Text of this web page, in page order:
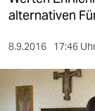
sport
berlin
alternativen
8.9.2016 17:46